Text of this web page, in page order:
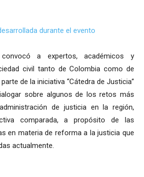
durante el evento
a expertos, académicos y
civil tanto de Colombia como de
de la iniciativa “Cátedra de Justicia”
sobre algunos de los retos más
de justicia en la región,
comparada, a propósito de las
en materia de reforma a la justicia que
actualmente.